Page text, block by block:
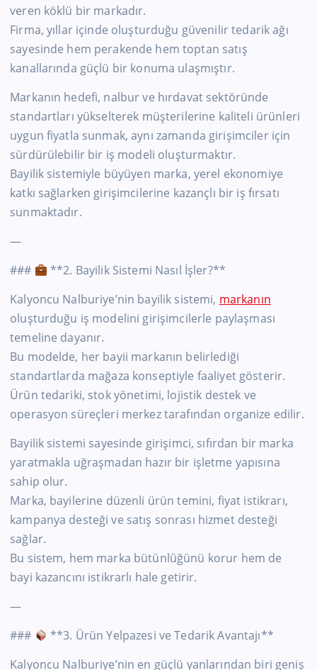
veren köklü bir markadır.
Firma, yıllar içinde oluşturduğu güvenilir tedarik ağı
sayesinde hem perakende hem toptan satış
kanallarında güçlü bir konuma ulaşmıştır.
Markanın hedefi, nalbur ve hırdavat sektöründe
standartları yükselterek müşterilerine kaliteli ürünleri
uygun fiyatla sunmak, aynı zamanda girişimciler için
sürdürülebilir bir iş modeli oluşturmaktır.
Bayilik sistemiyle büyüyen marka, yerel ekonomiye
katkı sağlarken girişimcilerine kazançlı bir iş fırsatı
sunmaktadır.
—
###
**2. Bayilik Sistemi Nasıl İşler?**
Kalyoncu Nalburiye’nin bayilik sistemi, markanın
oluşturduğu iş modelini girişimcilerle paylaşması
temeline dayanır.
Bu modelde, her bayii markanın belirlediği
standartlarda mağaza konseptiyle faaliyet gösterir.
Ürün tedariki, stok yönetimi, lojistik destek ve
operasyon süreçleri merkez tarafından organize edilir.
Bayilik sistemi sayesinde girişimci, sıfırdan bir marka
yaratmakla uğraşmadan hazır bir işletme yapısına
sahip olur.
Marka, bayilerine düzenli ürün temini, fiyat istikrarı,
kampanya desteği ve satış sonrası hizmet desteği
sağlar.
Bu sistem, hem marka bütünlüğünü korur hem de
bayi kazancını istikrarlı hale getirir.
—
###
**3. Ürün Yelpazesi ve Tedarik Avantajı**
Kalyoncu Nalburiye’nin en güçlü yanlarından biri geniş